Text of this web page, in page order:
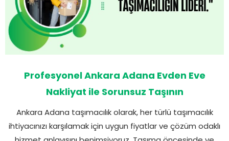
Profesyonel Ankara Adana Evden Eve
Nakliyat ile Sorunsuz Taşının
Ankara Adana taşımacılık olarak, her türlü taşımacılık
ihtiyacınızı karşılamak için uygun fiyatlar ve çözüm odaklı